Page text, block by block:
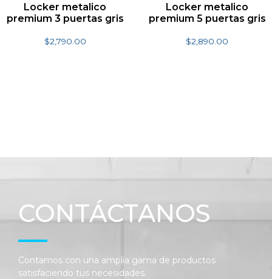
Locker metalico
premium 3 puertas gris
$2,790.00
Locker metalico
premium 5 puertas gris
$2,890.00
CONTÁCTANOS
Contamos con una amplia gama de productos
satisfaciendo tus necesidades.